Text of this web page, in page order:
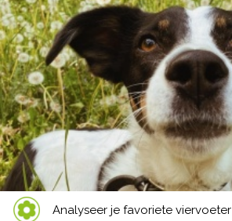
Analyseer je favoriete viervoeter